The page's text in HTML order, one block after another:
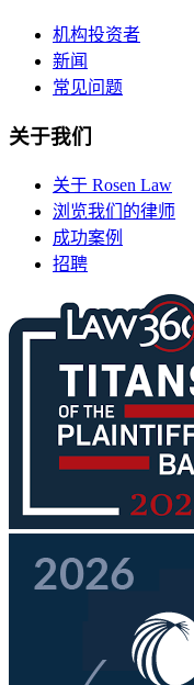
机构投资者
新闻
常见问题
关于我们
关于 Rosen Law
浏览我们的律师
成功案例
招聘